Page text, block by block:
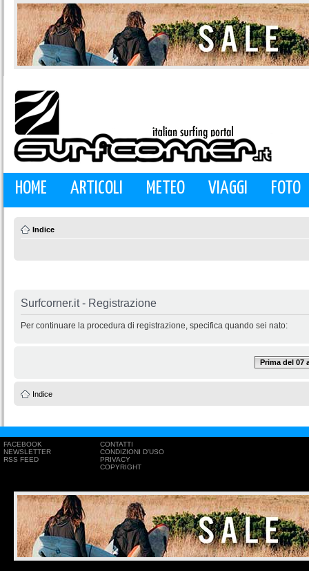
HOME ARTICOLI METEO VIAGGI FOTO
Indice
Surfcorner.it - Registrazione
Per continuare la procedura di registrazione, specifica quando sei nato:
Prima del 07
Indice
FACEBOOK
NEWSLETTER
RSS FEED
CONTATTI
CONDIZIONI D'USO
PRIVACY
COPYRIGHT